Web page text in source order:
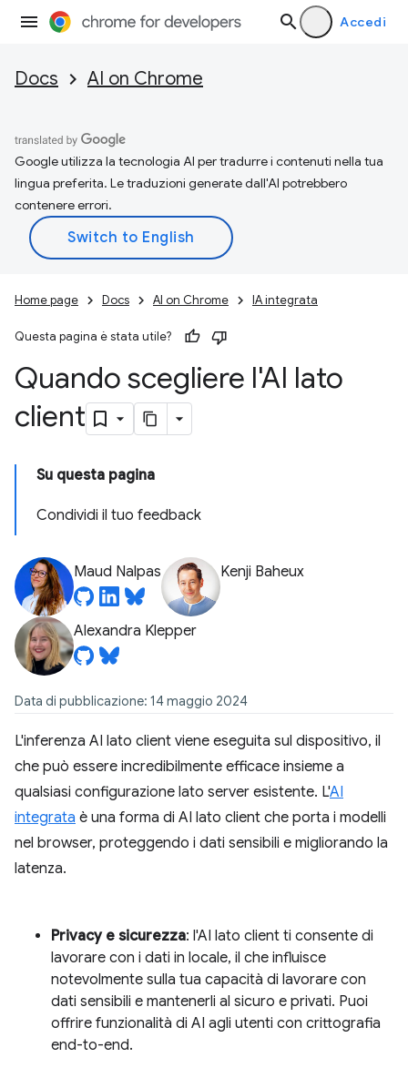
Accedi
Docs AI on Chrome
Google utilizza la tecnologia AI per tradurre i contenuti nella tua
lingua preferita. Le traduzioni generate dall'AI potrebbero
contenere errori.
Home page Docs AI on Chrome IA integrata
Questa pagina è stata utile?
Quando scegliere l'AI lato
client
Su questa pagina
Condividi il tuo feedback
Maud Nalpas Kenji Baheux
Alexandra Klepper
Data di pubblicazione: 14 maggio 2024
L'inferenza AI lato client viene eseguita sul dispositivo, il
che può essere incredibilmente efficace insieme a
qualsiasi configurazione lato server esistente. L'AI
integrata è una forma di AI lato client che porta i modelli
nel browser, proteggendo i dati sensibili e migliorando la
latenza.
Privacy e sicurezza: l'AI lato client ti consente di
lavorare con i dati in locale, il che influisce
notevolmente sulla tua capacità di lavorare con
dati sensibili e mantenerli al sicuro e privati. Puoi
offrire funzionalità di AI agli utenti con crittografia
end-to-end.